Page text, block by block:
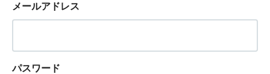
メールアドレス
パスワード